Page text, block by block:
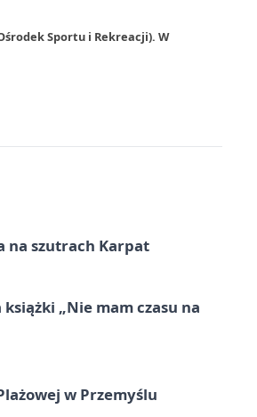
Sportu i Rekreacji). W
na szutrach Karpat
„Nie mam czasu na
w Przemyślu